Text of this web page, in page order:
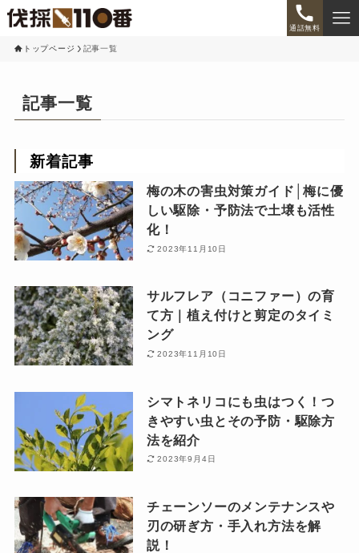
通話無料
トップページ 記事一覧
記事一覧
新着記事
梅の木の害虫対策ガイド│梅に優
しい駆除・予防法で土壌も活性
化！
2023年11月10日
サルフレア（コニファー）の育
て方｜植え付けと剪定のタイミ
ング
2023年11月10日
シマトネリコにも虫はつく！つ
きやすい虫とその予防・駆除方
法を紹介
2023年9月4日
チェーンソーのメンテナンスや
刃の研ぎ方・手入れ方法を解
説！